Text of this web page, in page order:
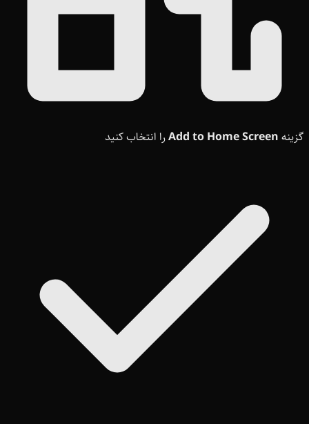
گزینه Add to Home Screenرا انتخاب کنید